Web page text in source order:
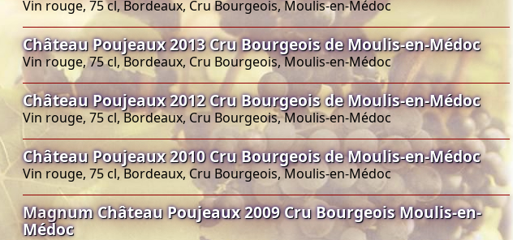
Vin rouge, 75 cl, Bordeaux, Cru Bourgeois, Moulis-en-Médoc
Château Poujeaux 2013 Cru Bourgeois de Moulis-en-Médoc
Vin rouge, 75 cl, Bordeaux, Cru Bourgeois, Moulis-en-Médoc
Château Poujeaux 2012 Cru Bourgeois de Moulis-en-Médoc
Vin rouge, 75 cl, Bordeaux, Cru Bourgeois, Moulis-en-Médoc
Château Poujeaux 2010 Cru Bourgeois de Moulis-en-Médoc
Vin rouge, 75 cl, Bordeaux, Cru Bourgeois, Moulis-en-Médoc
Magnum Château Poujeaux 2009 Cru Bourgeois Moulis-en-
Médoc